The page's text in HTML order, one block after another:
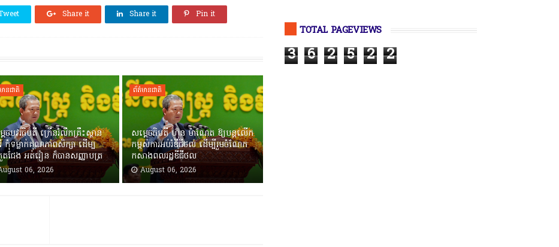
Share it Share it Pin it
ានជាតិ
េចបវរធិបតី ក្រើនរំលឹកគ្រឹះស្ថាន
កុំទម្លាក់គុណភាពសិក្សា ដើម្ប
តជែង អត់រៀន ក៏បានសញ្ញាបត្រ
06, 2026
ព័ត៌មានជាតិ
សម្តេចធិបតី ហ៊ុន ម៉ាណែត ឱ្យបន្តលើក
កម្ពស់ការអប់រំឌីជីថល ដើម្បីរួមចំណែក
កសាងពលរដ្ឋឌីជីថល
August 06, 2026
TOTAL PAGEVIEWS
3 6 2 5 2 2